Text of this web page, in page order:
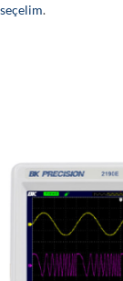
seçelim.